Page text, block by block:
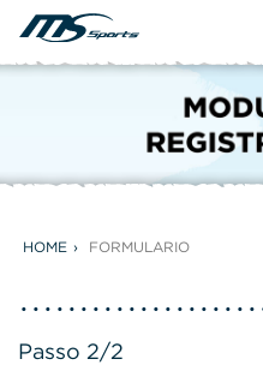
HOME FORMULARIO
Passo 2/2